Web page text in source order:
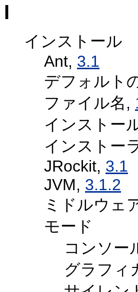
I
インストール
Ant, 3.1
デフォルト
ファイル名,
インストー
インストー
JRockit, 3.1
JVM, 3.1.2
ミドルウェ
モード
コンソー
グラフィ